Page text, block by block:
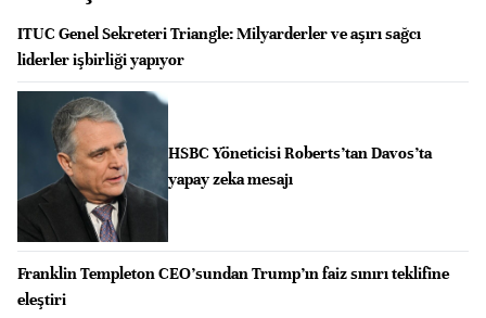
ITUC Genel Sekreteri Triangle: Milyarderler ve aşırı sağcı
liderler işbirliği yapıyor
HSBC Yöneticisi Roberts’tan Davos’ta
yapay zeka mesajı
Franklin Templeton CEO’sundan Trump’ın faiz sınırı teklifine
eleştiri